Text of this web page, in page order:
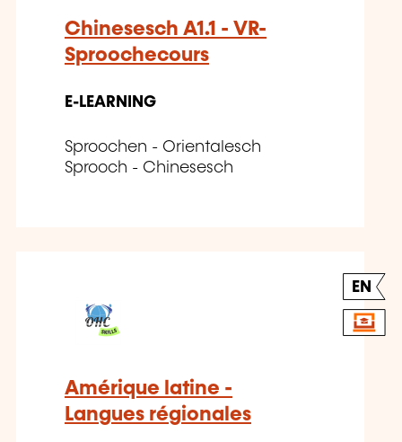
Chinesesch A1.1 - VR-
Sproochecours
E-LEARNING
Sproochen - Orientalesch
Sprooch - Chinesesch
EN
Amérique latine -
Langues régionales